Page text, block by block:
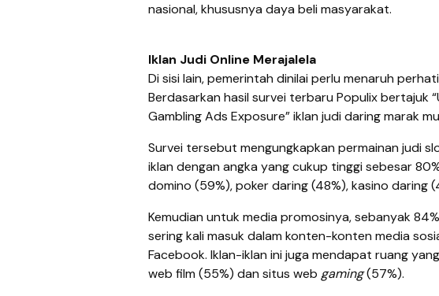
nasional, khususnya daya beli masyarakat.
Iklan Judi Online Merajalela
Di sisi lain, pemerintah dinilai perlu menaruh
Berdasarkan hasil survei terbaru Populix bertajuk
Gambling Ads Exposure” iklan judi daring marak
Survei tersebut mengungkapkan permainan judi
iklan dengan angka yang cukup tinggi sebesar
domino (59%), poker daring (48%), kasino daring
Kemudian untuk media promosinya, sebanyak
sering kali masuk dalam konten-konten media
Facebook. Iklan-iklan ini juga mendapat ruang
web film (55%) dan situs web gaming(57%).